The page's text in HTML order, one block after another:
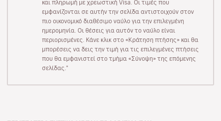
και πληρωμή με χρεωστική Visa. Οι τιμές που
εμφανίζονται σε αυτήν την σελίδα αντιστοιχούν στον
πιο οικονομικό διαθέσιμο ναύλο για την επιλεγμένη
ημερομηνία. Οι θέσεις για αυτόν το ναύλο είναι
περιορισμένες. Κάνε κλικ στο «Κράτηση πτήσης» και θα
μπορέσεις να δεις την τιμή για τις επιλεγμένες πτήσεις
που θα εμφανιστεί στο τμήμα «Σύνοψη» της επόμενης
σελίδας."